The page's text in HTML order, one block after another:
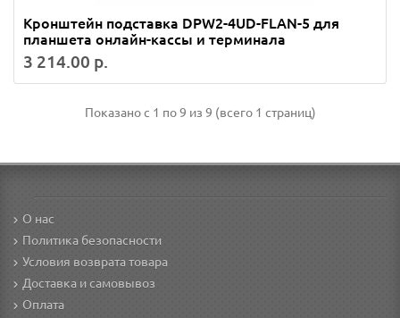
Кронштейн подставка DPW2-4UD-FLAN-5 для
планшета онлайн-кассы и терминала
3 214.00 р.
Показано с 1 по 9 из 9 (всего 1 страниц)
О нас
Политика безопасности
Условия возврата товара
Доставка и самовывоз
Оплата